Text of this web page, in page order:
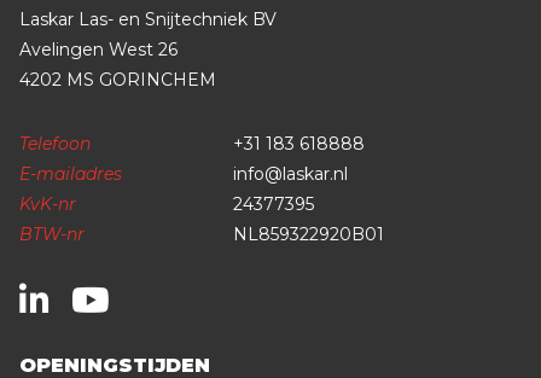
Laskar Las- en Snijtechniek BV
Avelingen West 26
4202 MS GORINCHEM
Telefoon
+31 183 618888
E-mailadres
info@laskar.nl
KvK-nr
24377395
BTW-nr
NL859322920B01
OPENINGSTIJDEN